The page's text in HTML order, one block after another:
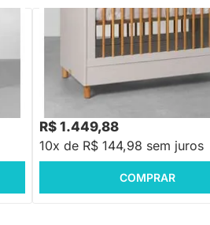
Berço Mini Cama Ollie com Pés
R$ 1.449,88
10x de R$ 144,98 sem juros
COMPRAR